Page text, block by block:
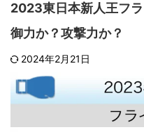
2023東日本新人王フ
御力か？攻撃力か？
2024年2月21日